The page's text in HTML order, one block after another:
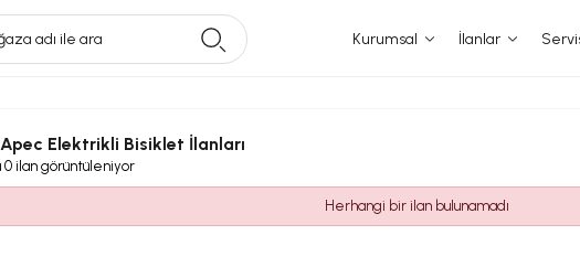
adı ile ara Kurumsal İlanlar
Elektrikli Bisiklet İlanları
0 ilan görüntüleniyor
Herhangi bir ilan bulunamadı